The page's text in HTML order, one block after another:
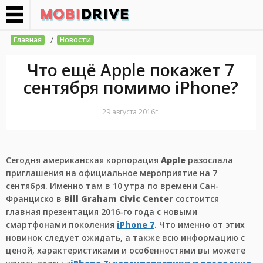
Главная / Новости
Что ещё Apple покажет 7
сентября помимо iPhone?
29 августа 2016г.
Сегодня американская корпорация Apple разослала
приглашения на официальное мероприятие на 7
сентября. Именно там в 10 утра по времени Сан-
Франциско в Bill Graham Civic Center состоится
главная презентация 2016-го года с новыми
смартфонами поколения iPhone 7. Что именно от этих
новинок следует ожидать, а также всю информацию с
ценой, характеристиками и особенностями вы можете